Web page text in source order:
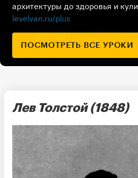
архитектуры до здоровья и
levelvan.ru/plus
ПОСМОТРЕТЬ ВСЕ УРОКИ
Лев Толстой (1848)